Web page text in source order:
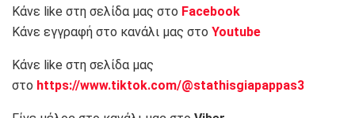
Κάνε like στη σελίδα μας στο Facebook
Κάνε εγγραφή στο κανάλι μας στο Youtube
Κάνε like στη σελίδα μας
στο https://www.tiktok.com/@stathisgiapappas3